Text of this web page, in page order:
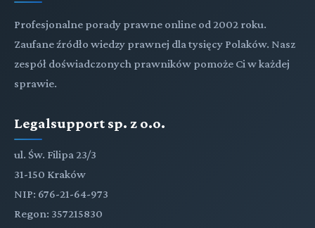
Profesjonalne porady prawne online od 2002 roku.
Zaufane źródło wiedzy prawnej dla tysięcy Polaków. Nasz
zespół doświadczonych prawników pomoże Ci w każdej
sprawie.
Legalsupport sp. z o.o.
ul. Św. Filipa 23/3
31-150 Kraków
NIP: 676-21-64-973
Regon: 357215830